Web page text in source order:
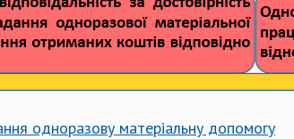
одноразову матеріальну допомогу